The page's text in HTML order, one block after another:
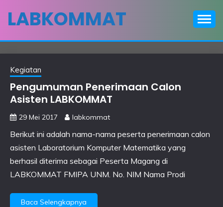
LABKOMMAT
Kegiatan
Pengumuman Penerimaan Calon
Asisten LABKOMMAT
29 Mei 2017 labkommat
Berikut ini adalah nama-nama peserta penerimaan calon
asisten Laboratorium Komputer Matematika yang
berhasil diterima sebagai Peserta Magang di
LABKOMMAT FMIPA UNM. No. NIM Nama Prodi
Baca Selengkapnya